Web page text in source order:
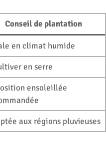
Conseil de plantation
en climat humide
en serre
ensoleillée
aux régions pluvieuses